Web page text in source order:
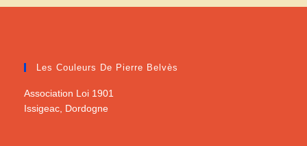
Les Couleurs De Pierre Belvès
Association Loi 1901
Issigeac, Dordogne